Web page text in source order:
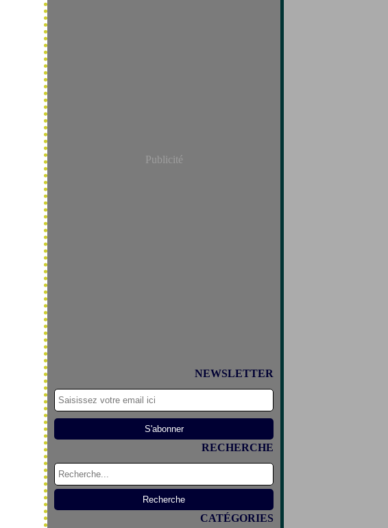
Publicité
NEWSLETTER
RECHERCHE
CATÉGORIES